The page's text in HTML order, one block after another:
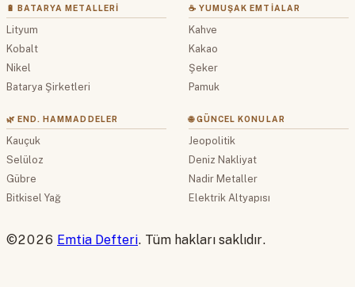
🔋 BATARYA METALLERI
Lityum
Kobalt
Nikel
Batarya Şirketleri
☕ YUMUŞAK EMTIALAR
Kahve
Kakao
Şeker
Pamuk
🌿 END. HAMMADDELER
Kauçuk
Selüloz
Gübre
Bitkisel Yağ
🌐 GÜNCEL KONULAR
Jeopolitik
Deniz Nakliyat
Nadir Metaller
Elektrik Altyapısı
©2026 Emtia Defteri. Tüm hakları saklıdır.